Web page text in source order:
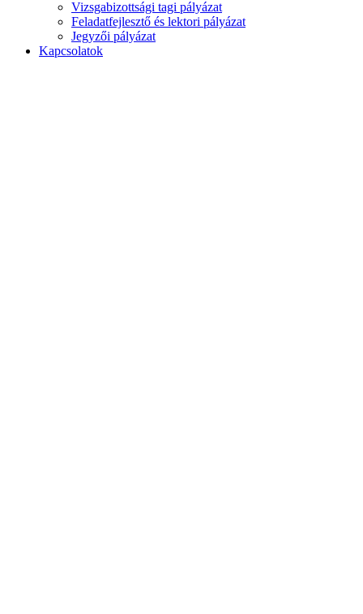
Vizsgabizottsági tagi pályázat
Feladatfejlesztő és lektori pályázat
Jegyzői pályázat
Kapcsolatok